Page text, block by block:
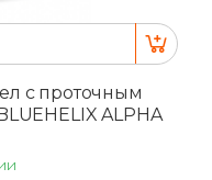
с проточным
ALPHA